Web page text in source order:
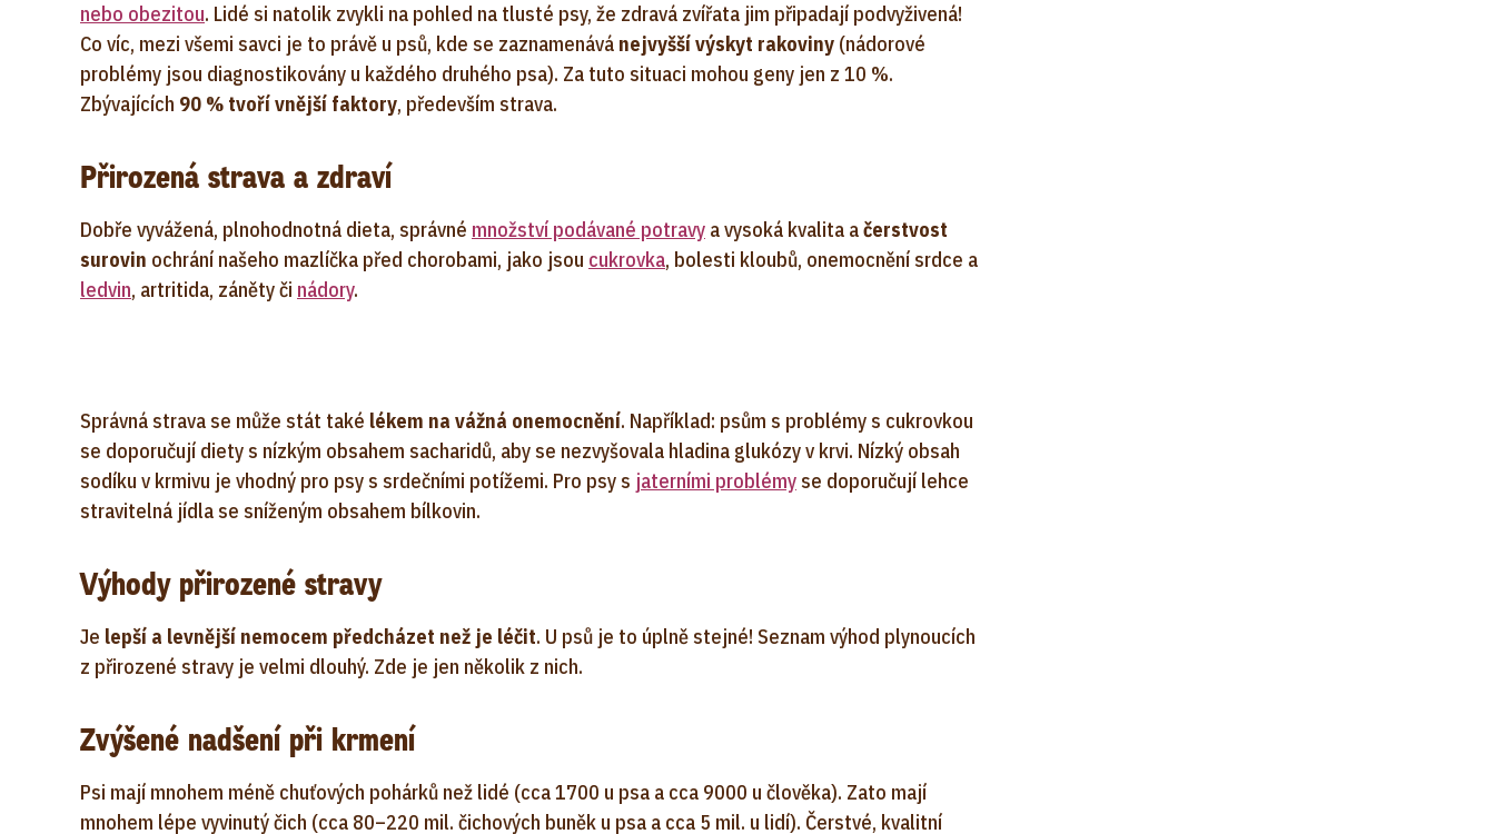
nebo obezitou. Lidé si natolik zvykli na pohled na tlusté psy, že zdravá zvířata jim připadají podvyživená!
Co víc, mezi všemi savci je to právě u psů, kde se zaznamenává nejvyšší výskyt rakoviny (nádorové
problémy jsou diagnostikovány u každého druhého psa). Za tuto situaci mohou geny jen z 10 %.
Zbývajících 90 % tvoří vnější faktory, především strava.
Přirozená strava a zdraví
Dobře vyvážená, plnohodnotná dieta, správné množství podávané potravy a vysoká kvalita ačerstvost
surovin ochrání našeho mazlíčka před chorobami, jako jsou cukrovka, bolesti kloubů, onemocnění srdce a
ledvin, artritida, záněty či nádory.
Správná strava se může stát také lékem na vážná onemocnění. Například: psům s problémy s cukrovkou
se doporučují diety s nízkým obsahem sacharidů, aby se nezvyšovala hladina glukózy v krvi. Nízký obsah
sodíku v krmivu je vhodný pro psy s srdečními potížemi. Pro psy s jaterními problémy se doporučují lehce
stravitelná jídla se sníženým obsahem bílkovin.
Výhody přirozené stravy
Je lepší a levnější nemocem předcházet než je léčit. U psů je to úplně stejné! Seznam výhod plynoucích
z přirozené stravy je velmi dlouhý. Zde je jen několik z nich.
Zvýšené nadšení při krmení
Psi mají mnohem méně chuťových pohárků než lidé (cca 1700 u psa a cca 9000 u člověka). Zato mají
mnohem lépe vyvinutý čich (cca 80–220 mil. čichových buněk u psa a cca 5 mil. u lidí). Čerstvé, kvalitní